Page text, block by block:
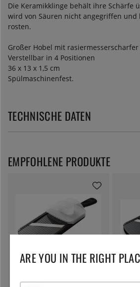
Die Keramikklinge behält ihre Schärfe
wird von Säuren nicht angegriffen und
rosten.
Großer Hobel mit
Verstellbar in 4 Positionen
36 x 13 x 1,5 cm
Spülmaschinenfest.
TECHNISCHE DATEN
Mandoline, Keramikklinge,
EMPFOHLENE PRODUKTE
ARE YOU IN THE RIGHT